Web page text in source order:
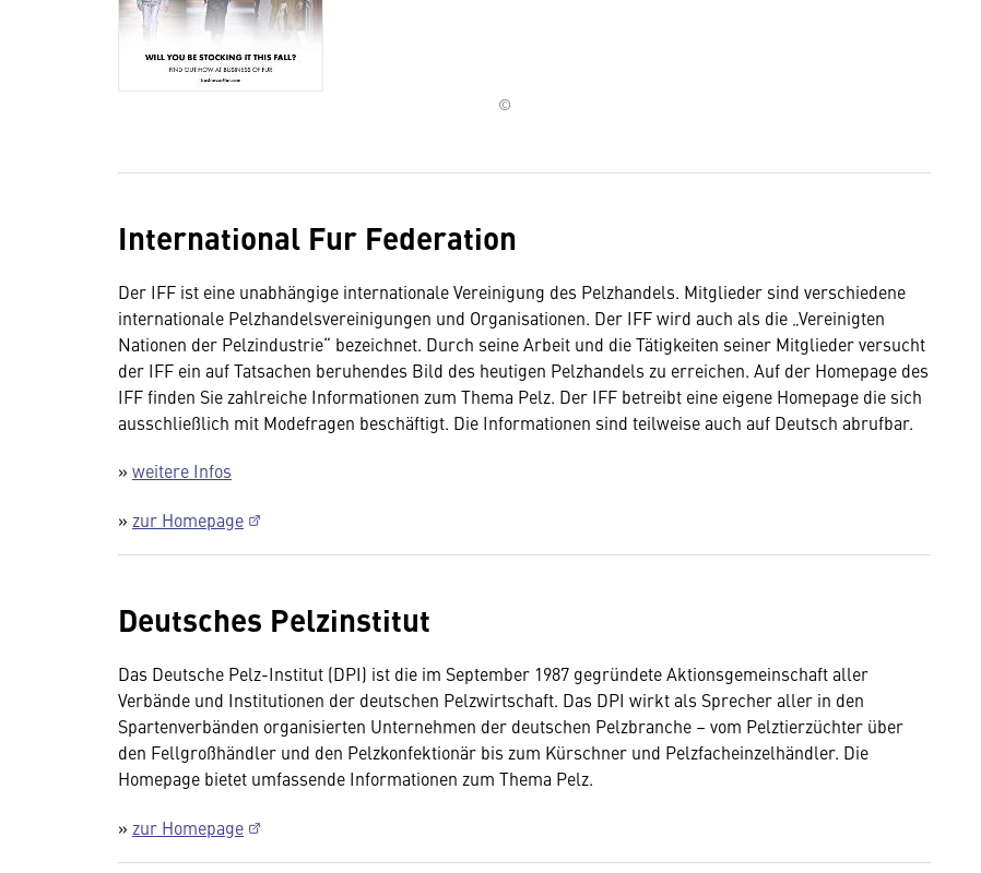
©
International Fur Federation
Der IFF ist eine unabhängige internationale Vereinigung des Pelzhandels. Mitglieder sind verschiedene
internationale Pelzhandelsvereinigungen und Organisationen. Der IFF wird auch als die „Vereinigten
Nationen der Pelzindustrie“ bezeichnet. Durch seine Arbeit und die Tätigkeiten seiner Mitglieder versucht
der IFF ein auf Tatsachen beruhendes Bild des heutigen Pelzhandels zu erreichen. Auf der Homepage des
IFF finden Sie zahlreiche Informationen zum Thema Pelz. Der IFF betreibt eine eigene Homepage die sich
ausschließlich mit Modefragen beschäftigt. Die Informationen sind teilweise auch auf Deutsch abrufbar.
» weitere Infos
» zur Homepage
Deutsches Pelzinstitut
Das Deutsche Pelz-Institut (DPI) ist die im September 1987 gegründete Aktionsgemeinschaft aller
Verbände und Institutionen der deutschen Pelzwirtschaft. Das DPI wirkt als Sprecher aller in den
Spartenverbänden organisierten Unternehmen der deutschen Pelzbranche – vom Pelztierzüchter über
den Fellgroßhändler und den Pelzkonfektionär bis zum Kürschner und Pelzfacheinzelhändler. Die
Homepage bietet umfassende Informationen zum Thema Pelz.
» zur Homepage